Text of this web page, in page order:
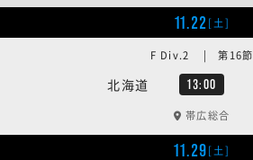
11.22[土]
北海道 13:00
F Div.2 | 第16節
帯広総合
11.29[土]